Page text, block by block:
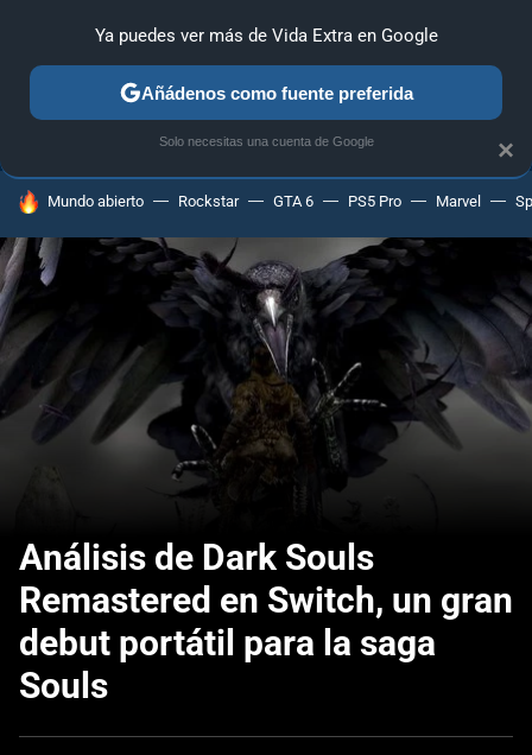
ANÁLISIS GUÍAS Y TRUCOS PC SONY NINTENDO
HOY SE HABLA DE
Mundo abierto Rockstar GTA 6 PS5 Pro Marvel
Análisis de Dark Souls
Remastered en Switch, un gran
debut portátil para la saga
Souls
×
Ya puedes ver más de Vida Extra en Google
Añádenos como fuente preferida
Solo necesitas una cuenta de Google